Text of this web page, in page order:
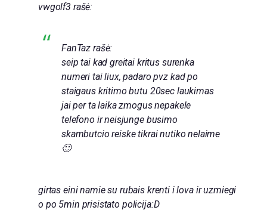
vwgolf3 rašė:
FanTaz rašė:
seip tai kad greitai kritus surenka
numeri tai liux, padaro pvz kad po
staigaus kritimo butu 20sec laukimas
jai per ta laika zmogus nepakele
telefono ir neisjunge busimo
skambutcio reiske tikrai nutiko nelaime
🙂
girtas eini namie su rubais krenti i lova ir uzmiegi
o po 5min prisistato policija:D